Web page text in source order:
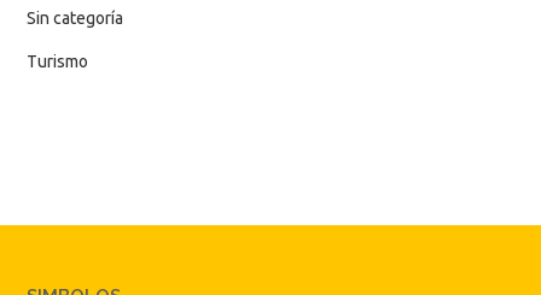
Sin categoría
Turismo